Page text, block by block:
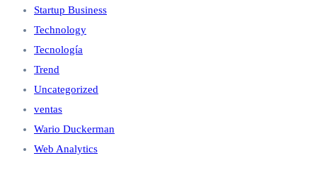
Startup Business
Technology
Tecnología
Trend
Uncategorized
ventas
Wario Duckerman
Web Analytics